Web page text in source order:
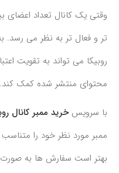
وقتی یک کانال تعداد اعضای
تر و فعال تر به نظر می رسد.
روبیکا می تواند به تقویت
محتوای منتشر شده کمک کند.
با سرویسخرید ممبر کانال
ممبر مورد نظر خود را
بهتر است سفارش ها به